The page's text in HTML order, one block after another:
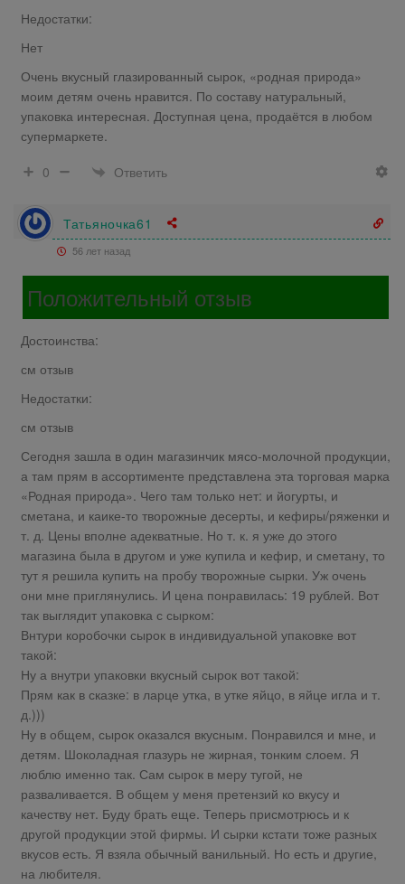
Недостатки:
Нет
Очень вкусный глазированный сырок, «родная природа»
моим детям очень нравится. По составу натуральный,
упаковка интересная. Доступная цена, продаётся в любом
супермаркете.
0
Ответить
Татьяночка61
56 лет назад
Положительный отзыв
Достоинства:
см отзыв
Недостатки:
см отзыв
Сегодня зашла в один магазинчик мясо-молочной продукции,
а там прям в ассортименте представлена эта торговая марка
«Родная природа». Чего там только нет: и йогурты, и
сметана, и каике-то творожные десерты, и кефиры/ряженки и
т. д. Цены вполне адекватные. Но т. к. я уже до этого
магазина была в другом и уже купила и кефир, и сметану, то
тут я решила купить на пробу творожные сырки. Уж очень
они мне приглянулись. И цена понравилась: 19 рублей. Вот
так выглядит упаковка с сырком:
Внтури коробочки сырок в индивидуальной упаковке вот
такой:
Ну а внутри упаковки вкусный сырок вот такой:
Прям как в сказке: в ларце утка, в утке яйцо, в яйце игла и т.
д.)))
Ну в общем, сырок оказался вкусным. Понравился и мне, и
детям. Шоколадная глазурь не жирная, тонким слоем. Я
люблю именно так. Сам сырок в меру тугой, не
разваливается. В общем у меня претензий ко вкусу и
качеству нет. Буду брать еще. Теперь присмотрюсь и к
другой продукции этой фирмы. И сырки кстати тоже разных
вкусов есть. Я взяла обычный ванильный. Но есть и другие,
на любителя.